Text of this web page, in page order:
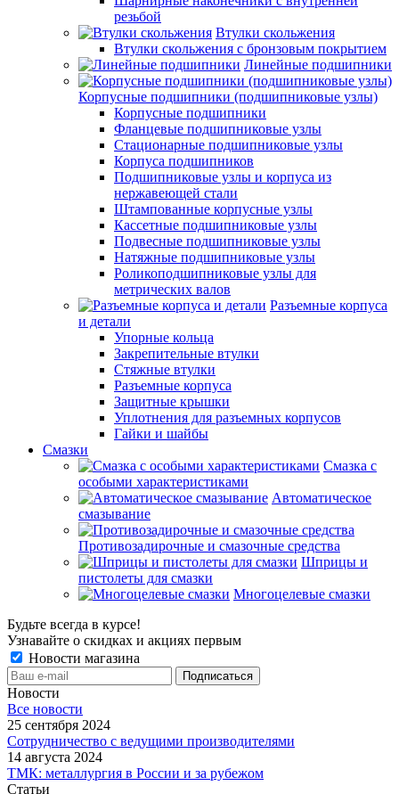
резьбой
Втулки скольжения
Втулки скольжения с бронзовым покрытием
Линейные подшипники
Корпусные подшипники (подшипниковые узлы)
Корпусные подшипники
Фланцевые подшипниковые узлы
Стационарные подшипниковые узлы
Корпуса подшипников
Подшипниковые узлы и корпуса из
нержавеющей стали
Штампованные корпусные узлы
Кассетные подшипниковые узлы
Подвесные подшипниковые узлы
Натяжные подшипниковые узлы
Роликоподшипниковые узлы для
метрических валов
Разъемные корпуса
и детали
Упорные кольца
Закрепительные втулки
Стяжные втулки
Разъемные корпуса
Защитные крышки
Уплотнения для разъемных корпусов
Гайки и шайбы
Смазки
Смазка с
особыми характеристиками
Автоматическое
смазывание
Противозадирочные и смазочные средства
Шприцы и
пистолеты для смазки
Многоцелевые смазки
Будьте всегда в курсе!
Узнавайте о скидках и акциях первым
Новости магазина
Новости
Все новости
25 сентября 2024
Сотрудничество с ведущими производителями
14 августа 2024
ТМК: металлургия в России и за рубежом
Статьи